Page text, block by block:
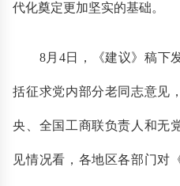
代化奠定更加坚实的基础。
8月4日，《建议》稿下发
括征求党内部分老同志意见
央、全国工商联负责人和无
见情况看，各地区各部门对